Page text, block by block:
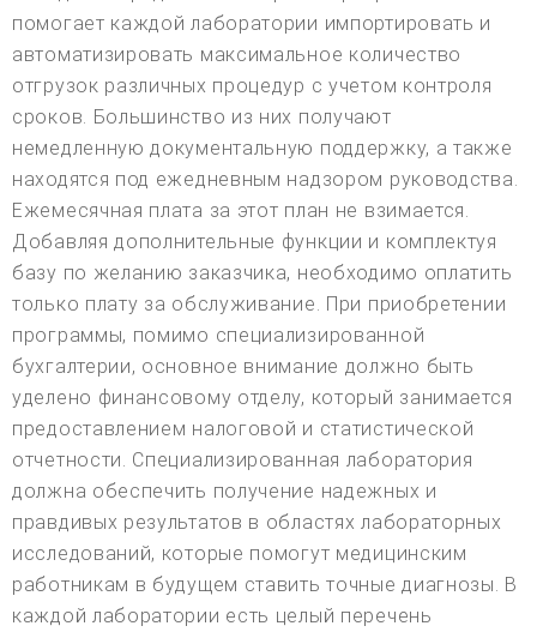
помогает каждой лаборатории импортировать и
автоматизировать максимальное количество
отгрузок различных процедур с учетом контроля
сроков. Большинство из них получают
немедленную документальную поддержку, а также
находятся под ежедневным надзором руководства.
Ежемесячная плата за этот план не взимается.
Добавляя дополнительные функции и комплектуя
базу по желанию заказчика, необходимо оплатить
только плату за обслуживание. При приобретении
программы, помимо специализированной
бухгалтерии, основное внимание должно быть
уделено финансовому отделу, который занимается
предоставлением налоговой и статистической
отчетности. Специализированная лаборатория
должна обеспечить получение надежных и
правдивых результатов в областях лабораторных
исследований, которые помогут медицинским
работникам в будущем ставить точные диагнозы. В
каждой лаборатории есть целый перечень